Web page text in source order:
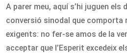
A parer meu, aquí s’hi juguen els
conversió sinodal que comporta
exigents: no fer-se amos de la
acceptar que l’Esperit excedeix